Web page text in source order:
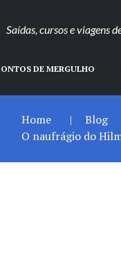
Saídas, cursos e viagens
DE MERGULHO
Home Blog
O naufrágio do